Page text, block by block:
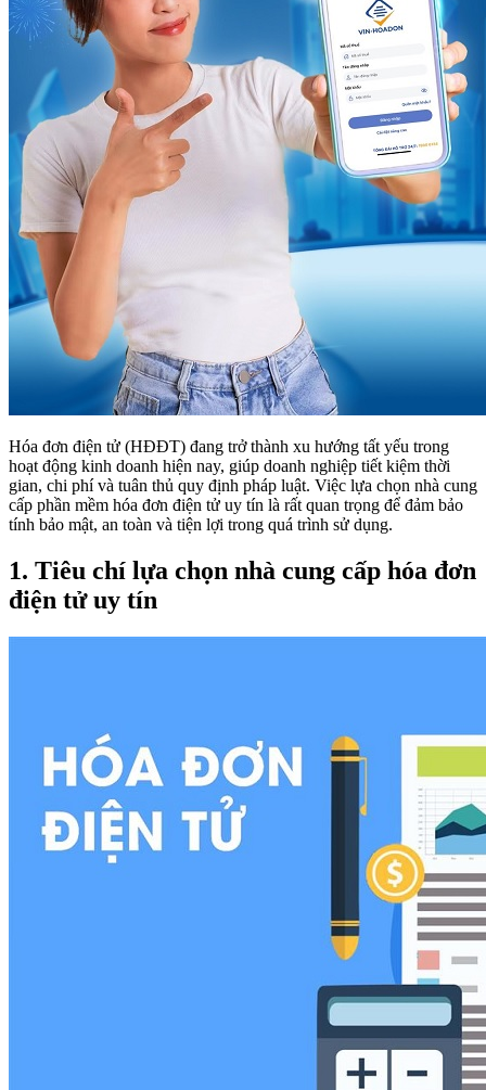
Hóa đơn điện tử (HĐĐT) đang trở thành xu hướng tất yếu trong
hoạt động kinh doanh hiện nay, giúp doanh nghiệp tiết kiệm thời
gian, chi phí và tuân thủ quy định pháp luật. Việc lựa chọn nhà cung
cấp phần mềm hóa đơn điện tử uy tín là rất quan trọng để đảm bảo
tính bảo mật, an toàn và tiện lợi trong quá trình sử dụng.
1. Tiêu chí lựa chọn nhà cung cấp hóa đơn
điện tử uy tín